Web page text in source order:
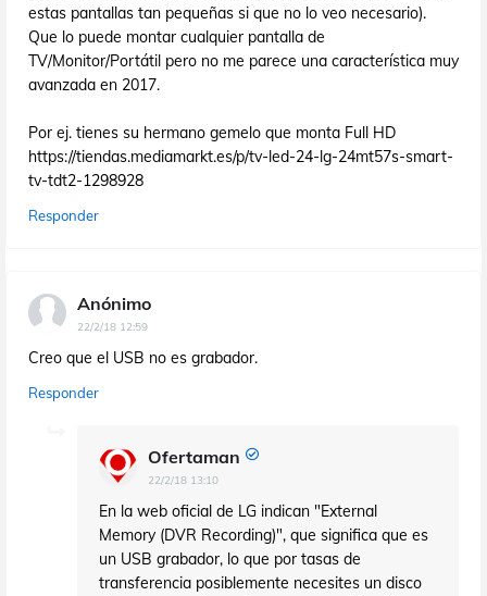
estas pantallas tan pequeñas si que no lo veo necesario).
Que lo puede montar cualquier pantalla de
TV/Monitor/Portátil pero no me parece una característica muy
avanzada en 2017.
Por ej. tienes su hermano gemelo que monta Full HD
https://tiendas.mediamarkt.es/p/tv-led-24-lg-24mt57s-smart-
tv-tdt2-1298928
Responder
Anónimo
22/2/18 12:59
Creo que el USB no es grabador.
Responder
Ofertaman
22/2/18 13:10
En la web oficial de LG indican "External
Memory (DVR Recording)", que significa que es
un USB grabador, lo que por tasas de
transferencia posiblemente necesites un disco